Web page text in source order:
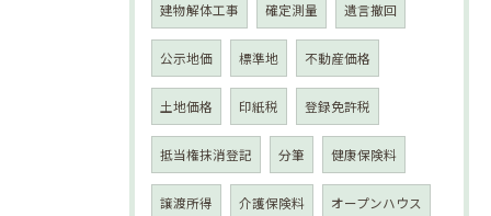
建物解体工事 確定測量 遺言撤回
公示地価 標準地 不動産価格
土地価格 印紙税 登録免許税
抵当権抹消登記 分筆 健康保険料
譲渡所得 介護保険料 オープンハウス